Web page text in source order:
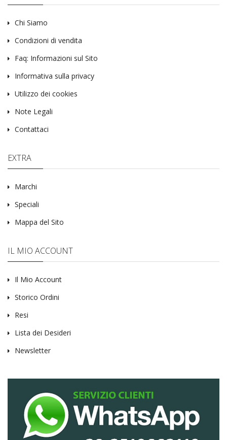
Chi Siamo
Condizioni di vendita
Faq: Informazioni sul Sito
Informativa sulla privacy
Utilizzo dei cookies
Note Legali
Contattaci
EXTRA
Marchi
Speciali
Mappa del Sito
IL MIO ACCOUNT
Il Mio Account
Storico Ordini
Resi
Lista dei Desideri
Newsletter